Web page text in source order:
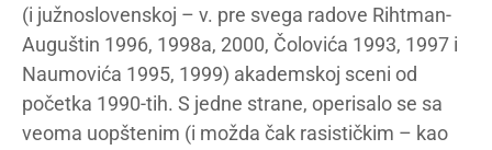
(i južnoslovenskoj – v. pre svega radove Rihtman-
Auguštin 1996, 1998a, 2000, Čolovića 1993, 1997 i
Naumovića 1995, 1999) akademskoj sceni od
početka 1990-tih. S jedne strane, operisalo se sa
veoma uopštenim (i možda čak rasističkim – kao